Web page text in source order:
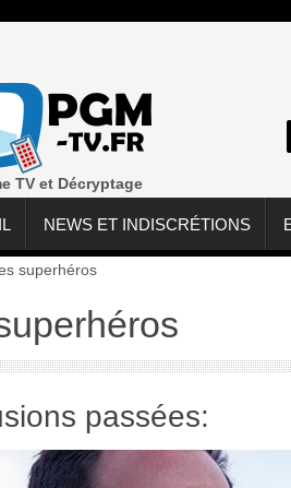
TV et Décryptage
NEWS ET INDISCRÉTIONS
superhéros
passées: